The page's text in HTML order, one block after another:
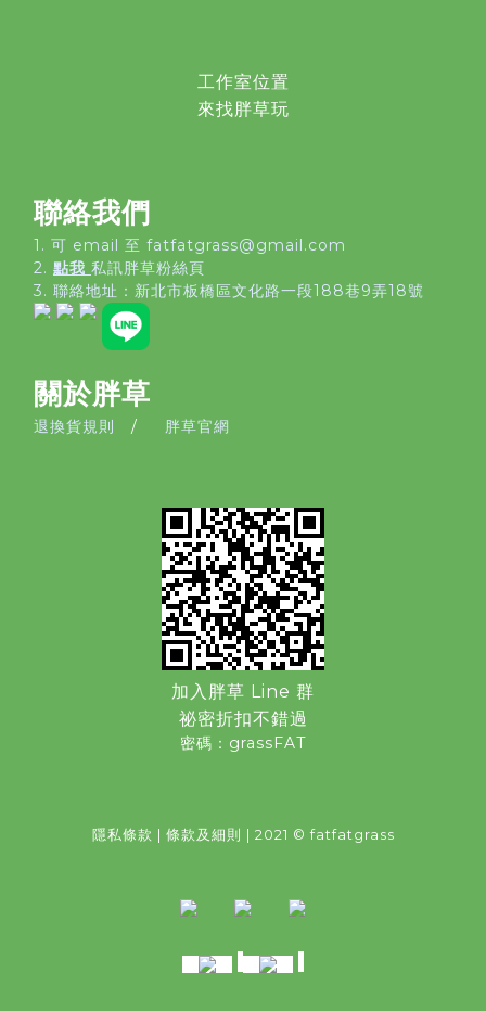
工作室位置
來找胖草玩
聯絡我們
1. 可 email 至 fatfatgrass@gmail.com
2. 點我 私訊胖草粉絲頁
3. 聯絡地址： 新北市板橋區文化路一段188巷9弄18號
關於胖草
退換貨規則 / 胖草官網
加入胖草 Line 群
祕密折扣不錯過
密碼：grassFAT
隱私條款 | 條款及細則 | 2021 © fatfatgrass